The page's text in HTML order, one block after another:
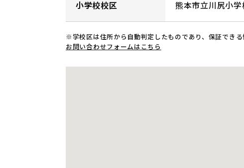
小学校校区 熊本市立川尻小学
※学校区は住所から自動判定したものであり、保証でき
お問い合わせフォームはこちら